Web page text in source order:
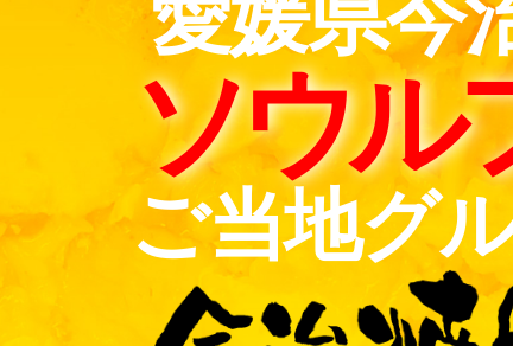
ソウル
ご当地グ